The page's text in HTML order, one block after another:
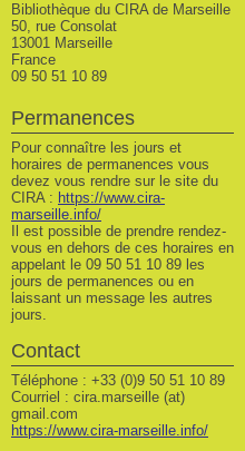
Bibliothèque du CIRA de Marseille
50, rue Consolat
13001 Marseille
France
09 50 51 10 89
Permanences
Pour connaître les jours et
horaires de permanences vous
devez vous rendre sur le site du
CIRA : https://www.cira-
marseille.info/
Il est possible de prendre rendez-
vous en dehors de ces horaires en
appelant le 09 50 51 10 89 les
jours de permanences ou en
laissant un message les autres
jours.
Contact
Téléphone : +33 (0)9 50 51 10 89
Courriel : cira.marseille (at)
gmail.com
https://www.cira-marseille.info/